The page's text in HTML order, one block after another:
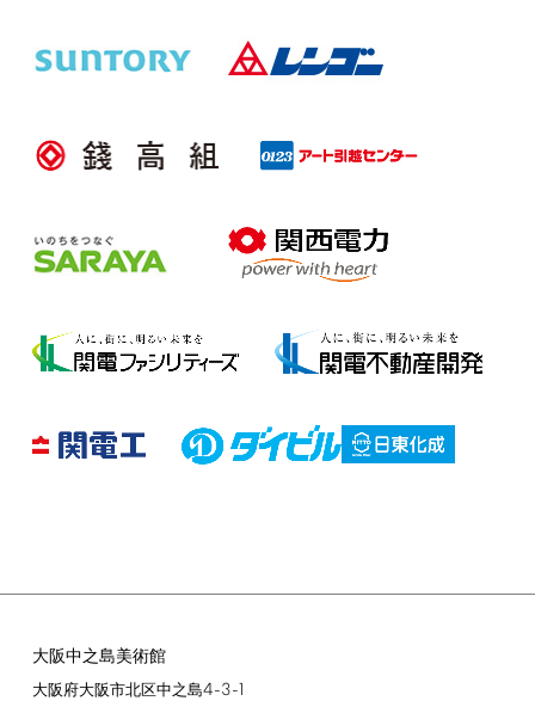
大阪中之島美術館
大阪府大阪市北区中之島4-3-1